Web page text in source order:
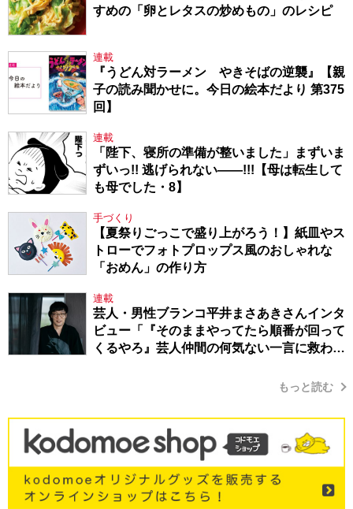
すめの「卵とレタスの炒めもの」のレシピ
連載
『うどん対ラーメン やきそばの逆襲』【親
子の読み聞かせに。今日の絵本だより 第375
回】
連載
「陛下、寝所の準備が整いました」まずいま
ずいっ!! 逃げられない――!!!【母は転生して
も母でした・8】
手づくり
【夏祭りごっこで盛り上がろう！】紙皿やス
トローでフォトプロップス風のおしゃれな
「おめん」の作り方
連載
芸人・男性ブランコ平井まさあきさんインタ
ビュー「『そのままやってたら順番が回って
くるやろ』芸人仲間の何気ない一言に救われ
もっと読む